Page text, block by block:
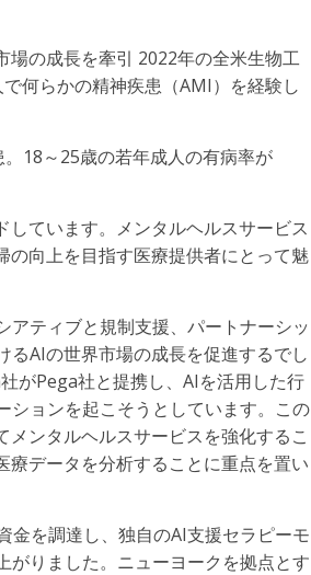
場の成長を牽引 2022年の全米生物工
何らかの精神疾患（AMI）を経験し
18～25歳の若年成人の有病率が
ています。メンタルヘルスサービス
向上を目指す医療提供者にとって魅
アティブと規制支援、パートナーシッ
AIの世界市場の成長を促進するでし
がPega社と提携し、AIを活用した行
ションを起こそうとしています。この
ンタルヘルスサービスを強化するこ
データを分析することに重点を置い
金を調達し、独自のAI支援セラピーモ
がりました。ニューヨークを拠点とす